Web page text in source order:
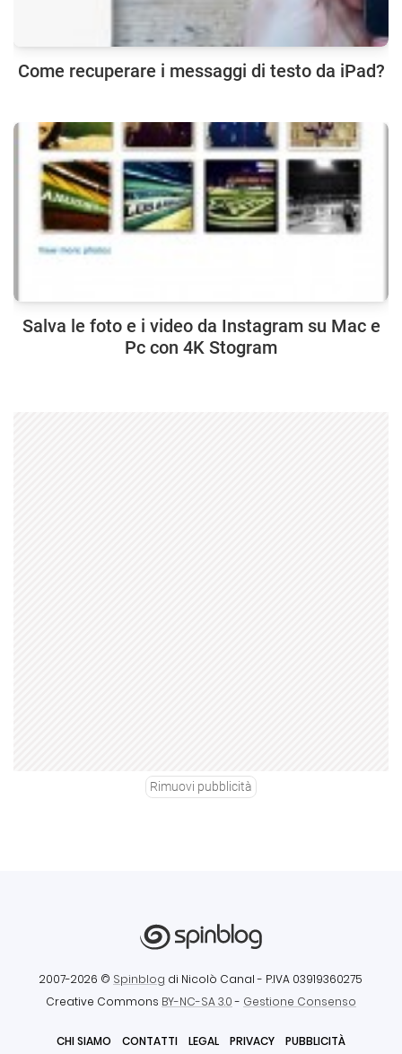
Come recuperare i messaggi di testo da iPad?
Salva le foto e i video da Instagram su Mac e
Pc con 4K Stogram
Rimuovi pubblicità
2007-2026 © Spinblog di Nicolò Canal - P.IVA 03919360275
Creative Commons BY-NC-SA 3.0- Gestione Consenso
CHI SIAMO CONTATTI LEGAL PRIVACY PUBBLICITÀ